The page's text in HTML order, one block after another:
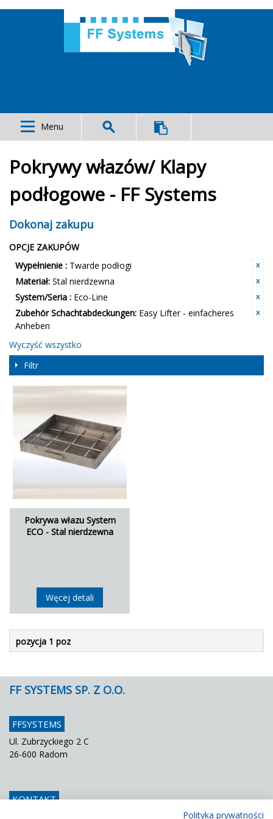
Menu
Pokrywy włazów/ Klapy
podłogowe - FF Systems
Dokonaj zakupu
OPCJE ZAKUPÓW
Wypełnienie : Twarde podłogi
Materiał: Stal nierdzewna
System/Seria : Eco-Line
Zubehör Schachtabdeckungen: Easy Lifter - einfacheres
Anheben
Wyczyść wszystko
Filtr
Pokrywa włazu System
ECO - Stal nierdzewna
Węcej detali
pozycja 1 poz
FF SYSTEMS SP. Z O.O.
FFSYSTEMS
Ul. Zubrzyckiego 2 C
26-600 Radom
KONTAKT
Polityka prywatności